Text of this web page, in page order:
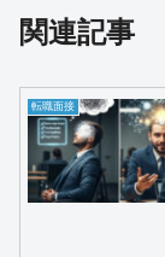
関連記事
転職面接